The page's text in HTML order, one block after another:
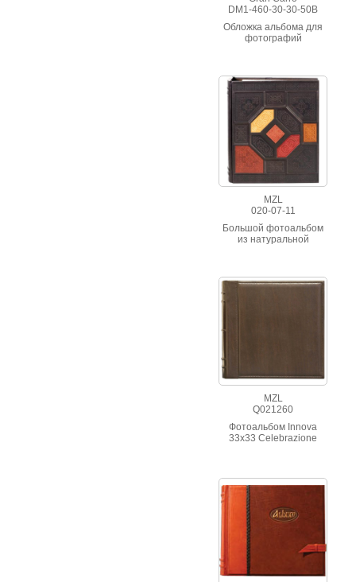
DM1-460-30-30-50B
Обложка альбома для
фотографий
посеребренной
вставкой, страницы из
плотной бумаги с
пергамином,
фотоальбом упакован в
кожаный кейс
MZL
020-07-11
Большой фотоальбом
из натуральной
MZL
Q021260
Фотоальбом Innova
33х33 Celebrazione